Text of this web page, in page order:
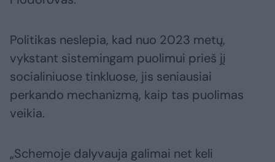
Politikas neslepia, kad nuo 2023 metų,
vykstant sistemingam puolimui prieš jį
socialiniuose tinkluose, jis seniausiai
perkando mechanizmą, kaip tas puolimas
veikia.
„Schemoje dalyvauja galimai net keli